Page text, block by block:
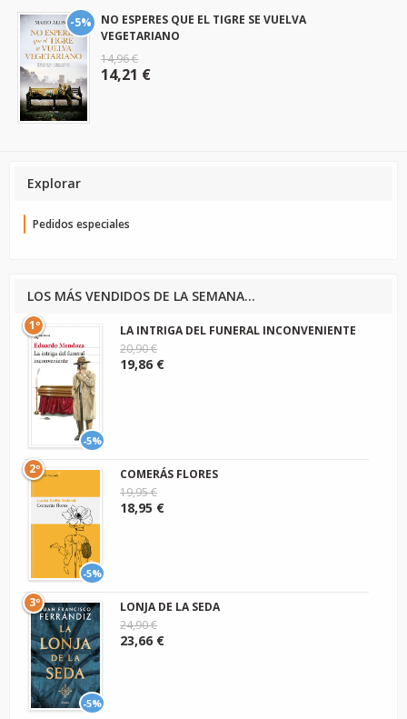
-5%
NO ESPERES QUE EL TIGRE SE VUELVA
VEGETARIANO
14,96 €
14,21 €
Explorar
Pedidos especiales
LOS MÁS VENDIDOS DE LA SEMANA...
-5%
1º
LA INTRIGA DEL FUNERAL INCONVENIENTE
20,90 €
19,86 €
-5%
2º
COMERÁS FLORES
19,95 €
18,95 €
-5%
3º
LONJA DE LA SEDA
24,90 €
23,66 €